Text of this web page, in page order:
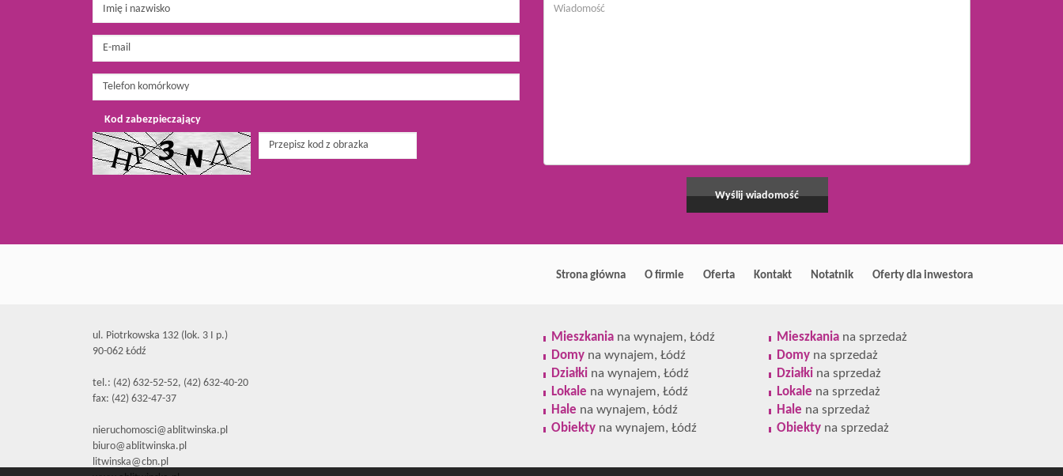
Kod zabezpieczający
Strona główna O firmie Oferta Kontakt Notatnik Oferty dla inwestora
ul. Piotrkowska 132 (lok. 3 I p.)
90-062 Łódź
tel.: (42) 632-52-52, (42) 632-40-20
fax: (42) 632-47-37
nieruchomosci@ablitwinska.pl
biuro@ablitwinska.pl
litwinska@cbn.pl
Mieszkania na wynajem, Łódź
Domy na wynajem, Łódź
Działki na wynajem, Łódź
Lokale na wynajem, Łódź
Hale na wynajem, Łódź
Obiekty na wynajem, Łódź
Mieszkania na sprzedaż
Domy na sprzedaż
Działki na sprzedaż
Lokale na sprzedaż
Hale na sprzedaż
Obiekty na sprzedaż